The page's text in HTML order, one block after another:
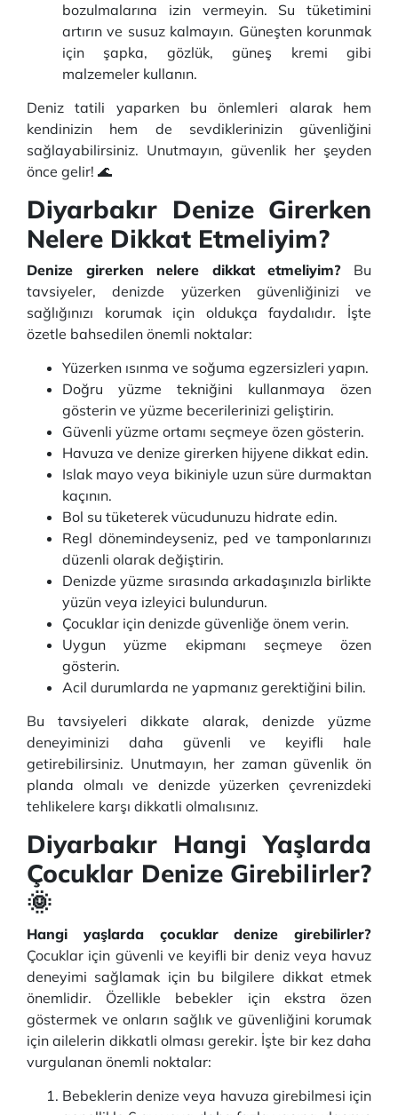
bozulmalarına izin vermeyin. Su tüketimini
artırın ve susuz kalmayın. Güneşten korunmak
için şapka, gözlük, güneş kremi gibi
malzemeler kullanın.
Deniz tatili yaparken bu önlemleri alarak hem
kendinizin hem de sevdiklerinizin güvenliğini
sağlayabilirsiniz. Unutmayın, güvenlik her şeyden
önce gelir! 🌊
Diyarbakır Denize Girerken
Nelere Dikkat Etmeliyim?
Denize girerken nelere dikkat etmeliyim? Bu
tavsiyeler, denizde yüzerken güvenliğinizi ve
sağlığınızı korumak için oldukça faydalıdır. İşte
özetle bahsedilen önemli noktalar:
Yüzerken ısınma ve soğuma egzersizleri yapın.
Doğru yüzme tekniğini kullanmaya özen
gösterin ve yüzme becerilerinizi geliştirin.
Güvenli yüzme ortamı seçmeye özen gösterin.
Havuza ve denize girerken hijyene dikkat edin.
Islak mayo veya bikiniyle uzun süre durmaktan
kaçının.
Bol su tüketerek vücudunuzu hidrate edin.
Regl dönemindeyseniz, ped ve tamponlarınızı
düzenli olarak değiştirin.
Denizde yüzme sırasında arkadaşınızla birlikte
yüzün veya izleyici bulundurun.
Çocuklar için denizde güvenliğe önem verin.
Uygun yüzme ekipmanı seçmeye özen
gösterin.
Acil durumlarda ne yapmanız gerektiğini bilin.
Bu tavsiyeleri dikkate alarak, denizde yüzme
deneyiminizi daha güvenli ve keyifli hale
getirebilirsiniz. Unutmayın, her zaman güvenlik ön
planda olmalı ve denizde yüzerken çevrenizdeki
tehlikelere karşı dikkatli olmalısınız.
Diyarbakır Hangi Yaşlarda
Çocuklar Denize Girebilirler?
🌞
Hangi yaşlarda çocuklar denize girebilirler?
Çocuklar için güvenli ve keyifli bir deniz veya havuz
deneyimi sağlamak için bu bilgilere dikkat etmek
önemlidir. Özellikle bebekler için ekstra özen
göstermek ve onların sağlık ve güvenliğini korumak
için ailelerin dikkatli olması gerekir. İşte bir kez daha
vurgulanan önemli noktalar:
Bebeklerin denize veya havuza girebilmesi için